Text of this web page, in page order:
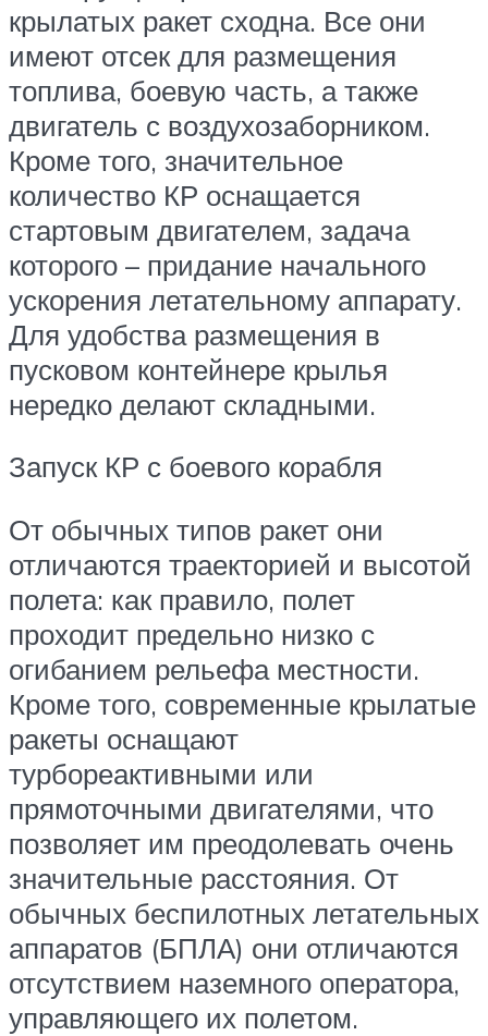
крылатых ракет сходна. Все они
имеют отсек для размещения
топлива, боевую часть, а также
двигатель с воздухозаборником.
Кроме того, значительное
количество КР оснащается
стартовым двигателем, задача
которого – придание начального
ускорения летательному аппарату.
Для удобства размещения в
пусковом контейнере крылья
нередко делают складными.
Запуск КР с боевого корабля
От обычных типов ракет они
отличаются траекторией и высотой
полета: как правило, полет
проходит предельно низко с
огибанием рельефа местности.
Кроме того, современные крылатые
ракеты оснащают
турбореактивными или
прямоточными двигателями, что
позволяет им преодолевать очень
значительные расстояния. От
обычных беспилотных летательных
аппаратов (БПЛА) они отличаются
отсутствием наземного оператора,
управляющего их полетом.